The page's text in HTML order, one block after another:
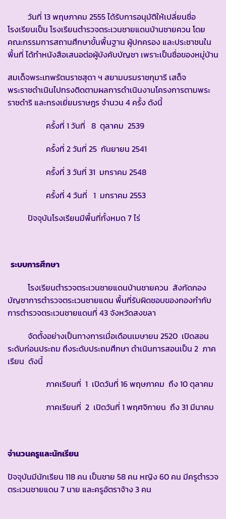
วันที่ 13 พฤษภาคม 2555 ได้รับการอนุมัติให้เปลี่ยนชื่อ
โรงเรียนเป็น โรงเรียนตำรวจตระเวนชายแดนบ้านชายควน โดย
คณะกรรมการสถานศึกษาขั้นพื้นฐาน ผู้ปกครอง และประชาชนใน
พื้นที่ ได้ทำหนังสือเสนอต่อผู้บังคับบัญชา เพราะเป็นชื่อของหมู่บ้าน
สมเด็จพระเทพรัตนราชสุดา ฯ สยามบรมราชกุมารี เสด็จ
พระราชดำเนินไปทรงติดตามผลการดำเนินงานโครงการตามพระ
ราชดำริ และทรงเยี่ยมราษฎร จำนวน 4 ครั้ง ดังนี้
ครั้งที่ 1 วันที่ 8 ตุลาคม 2539
ครั้งที่ 2 วันที่ 25 กันยายน 2541
ครั้งที่ 3 วันที่ 31 มกราคม 2548
ครั้งที่ 4 วันที่ 1 มกราคม 2553
ปัจจุบันโรงเรียนมีพื้นที่ทั้งหมด 7 ไร่
ระบบการศึกษา
โรงเรียนตำรวจตระเวนชายแดนบ้านชายควน สังกัดกอง
บัญชาการตำรวจตระเวนชายแดน พื้นที่รับผิดชอบของกองกำกับ
การตำรวจตระเวนชายแดนที่ 43 จังหวัดสงขลา
จัดตั้งอย่างเป็นทางการเมื่อเดือนเมษายน 2520 เปิดสอน
ระดับก่อนประถม ถึงระดับประถมศึกษา ดำเนินการสอนเป็น 2 ภาค
เรียน ดังนี้
ภาคเรียนที่ 1 เปิดวันที่ 16 พฤษภาคม ถึง 10 ตุลาคม
ภาคเรียนที่ 2 เปิดวันที่ 1 พฤศจิกายน ถึง 31 มีนาคม
จำนวนครูและนักเรียน
ปัจจุบันมีนักเรียน 118 คน เป็นชาย 58 คน หญิง 60 คน มีครูตำรวจ
ตระเวนชายแดน 7 นาย และครูอัตราจ้าง 3 คน